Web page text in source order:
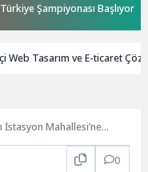
Şampiyonası Başlıyor
Web Tasarım ve E-ticaret
İstasyon Mahallesi’ne
0